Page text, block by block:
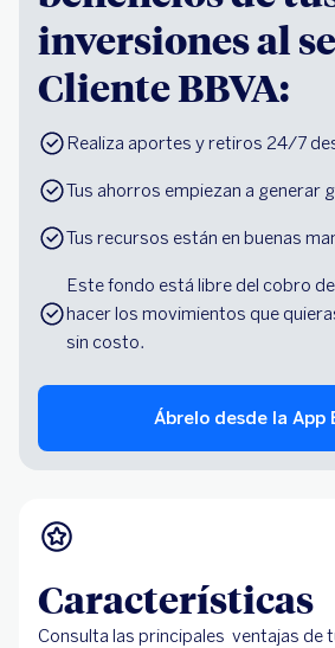
inversiones al
Cliente BBVA:
Realiza aportes y retiros 24/7
Tus ahorros empiezan a generar
Tus recursos están en buenas
Este fondo está libre del cobro
hacer los movimientos que
sin costo.
Ábrelo desde la App
Características
Consulta las principales ventajas de